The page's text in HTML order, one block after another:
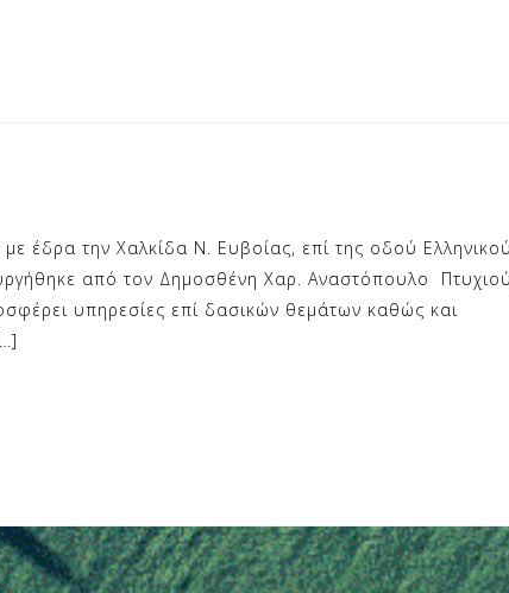
έδρα την Χαλκίδα Ν. Ευβοίας, επί της οδού Ελληνικού
από τον Δημοσθένη Χαρ. Αναστόπουλο
υπηρεσίες επί δασικών θεμάτων καθώς και